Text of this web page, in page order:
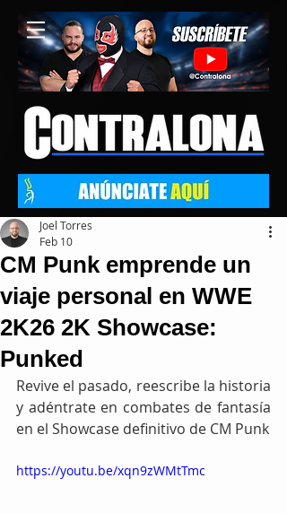
CM Punk emprende un
viaje personal en WWE
2K26 2K Showcase:
Punked
Joel Torres
Feb 10
Revive el pasado, reescribe la historia
y adéntrate en combates de fantasía
en el Showcase definitivo de CM Punk
https://youtu.be/xqn9zWMtTmc